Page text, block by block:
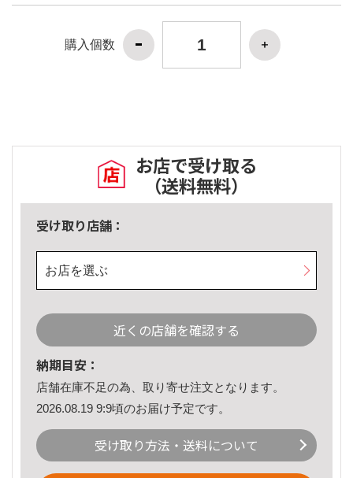
購入個数
お店で受け取る
（送料無料）
受け取り店舗：
お店を選ぶ
近くの店舗を確認する
納期目安：
店舗在庫不足の為、取り寄せ注文となります。
2026.08.19 9:9頃のお届け予定です。
受け取り方法・送料について